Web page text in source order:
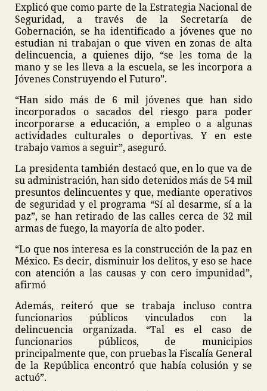
Explicó que como parte de la Estrategia Nacional de
Seguridad, a través de la Secretaría de
Gobernación, se ha identificado a jóvenes que no
estudian ni trabajan o que viven en zonas de alta
delincuencia, a quienes dijo, “se les toma de la
mano y se les lleva a la escuela, se les incorpora a
Jóvenes Construyendo el Futuro”.
“Han sido más de 6 mil jóvenes que han sido
incorporados o sacados del riesgo para poder
incorporarse a educación, a empleo o a algunas
actividades culturales o deportivas. Y en este
trabajo vamos a seguir”, aseguró.
La presidenta también destacó que, en lo que va de
su administración, han sido detenidos más de 54 mil
presuntos delincuentes y que, mediante operativos
de seguridad y el programa “Sí al desarme, sí a la
paz”, se han retirado de las calles cerca de 32 mil
armas de fuego, la mayoría de alto poder.
“Lo que nos interesa es la construcción de la paz en
México. Es decir, disminuir los delitos, y eso se hace
con atención a las causas y con cero impunidad”,
afirmó
Además, reiteró que se trabaja incluso contra
funcionarios públicos vinculados con la
delincuencia organizada. “Tal es el caso de
funcionarios públicos, de municipios
principalmente que, con pruebas la Fiscalía General
de la República encontró que había colusión y se
actuó”.